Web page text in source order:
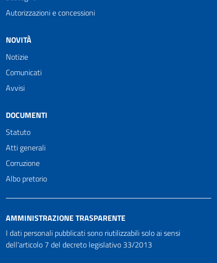
Autorizzazioni e concessioni
NOVITÀ
Notizie
Comunicati
Avvisi
DOCUMENTI
Statuto
Atti generali
Corruzione
Albo pretorio
AMMINISTRAZIONE TRASPARENTE
I dati personali pubblicati sono riutilizzabili solo ai sensi
dell'articolo 7 del decreto legislativo 33/2013